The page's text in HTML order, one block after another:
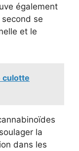
également
se
et le
culotte
la
dans les